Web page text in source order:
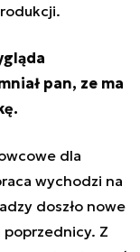
pan, ze ma
dla
wychodzi na
doszło nowe
Z